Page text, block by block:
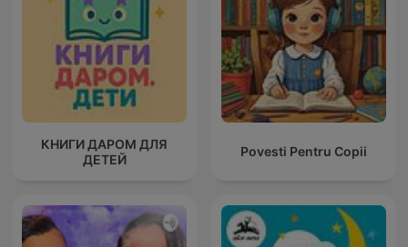
КНИГИ ДАРОМ ДЛЯ
ДЕТЕЙ
Povesti Pentru Copii